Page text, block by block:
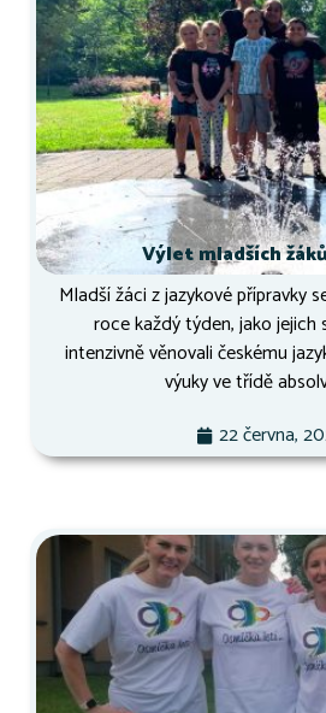
Výlet mladších
Mladší žáci z jazykové přípravky
roce každý týden, jako jejich
intenzivně věnovali českému
výuky ve třídě
22 června,